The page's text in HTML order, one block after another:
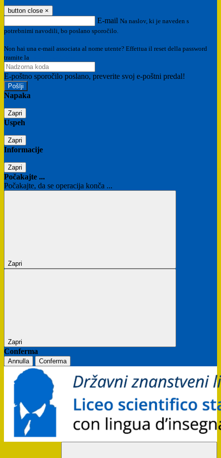
button close ×
E-mail Na naslov, ki je naveden s
potrebnimi navodili, bo poslano sporočilo.
Non hai una e-mail associata al nome utente? Effettua il reset della password
tramite la
E-poštno sporočilo poslano, preverite svoj e-poštni predal!
Napaka
Zapri
Uspeh
Zapri
Informacije
Zapri
Počakajte ...
Počakajte, da se operacija konča ...
Zapri
Zapri
Conferma
Annulla Conferma